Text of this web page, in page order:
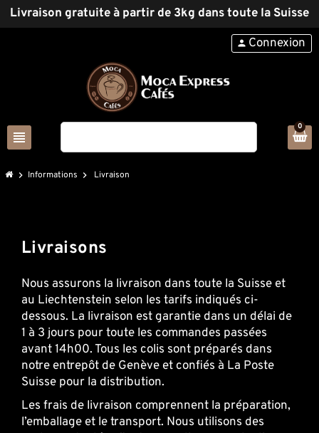
Livraison gratuite à partir de 3kg dans toute la Suisse
view_headline
person Connexion
0
chevron_right Informations chevron_right Livraison
Livraisons
Nous assurons la livraison dans toute la Suisse et
au Liechtenstein selon les tarifs indiqués ci-
dessous. La livraison est garantie dans un délai de
1 à 3 jours pour toute les commandes passées
avant 14h00. Tous les colis sont préparés dans
notre entrepôt de Genève et confiés à La Poste
Suisse pour la distribution.
Les frais de livraison comprennent la préparation,
l’emballage et le transport. Nous utilisons des